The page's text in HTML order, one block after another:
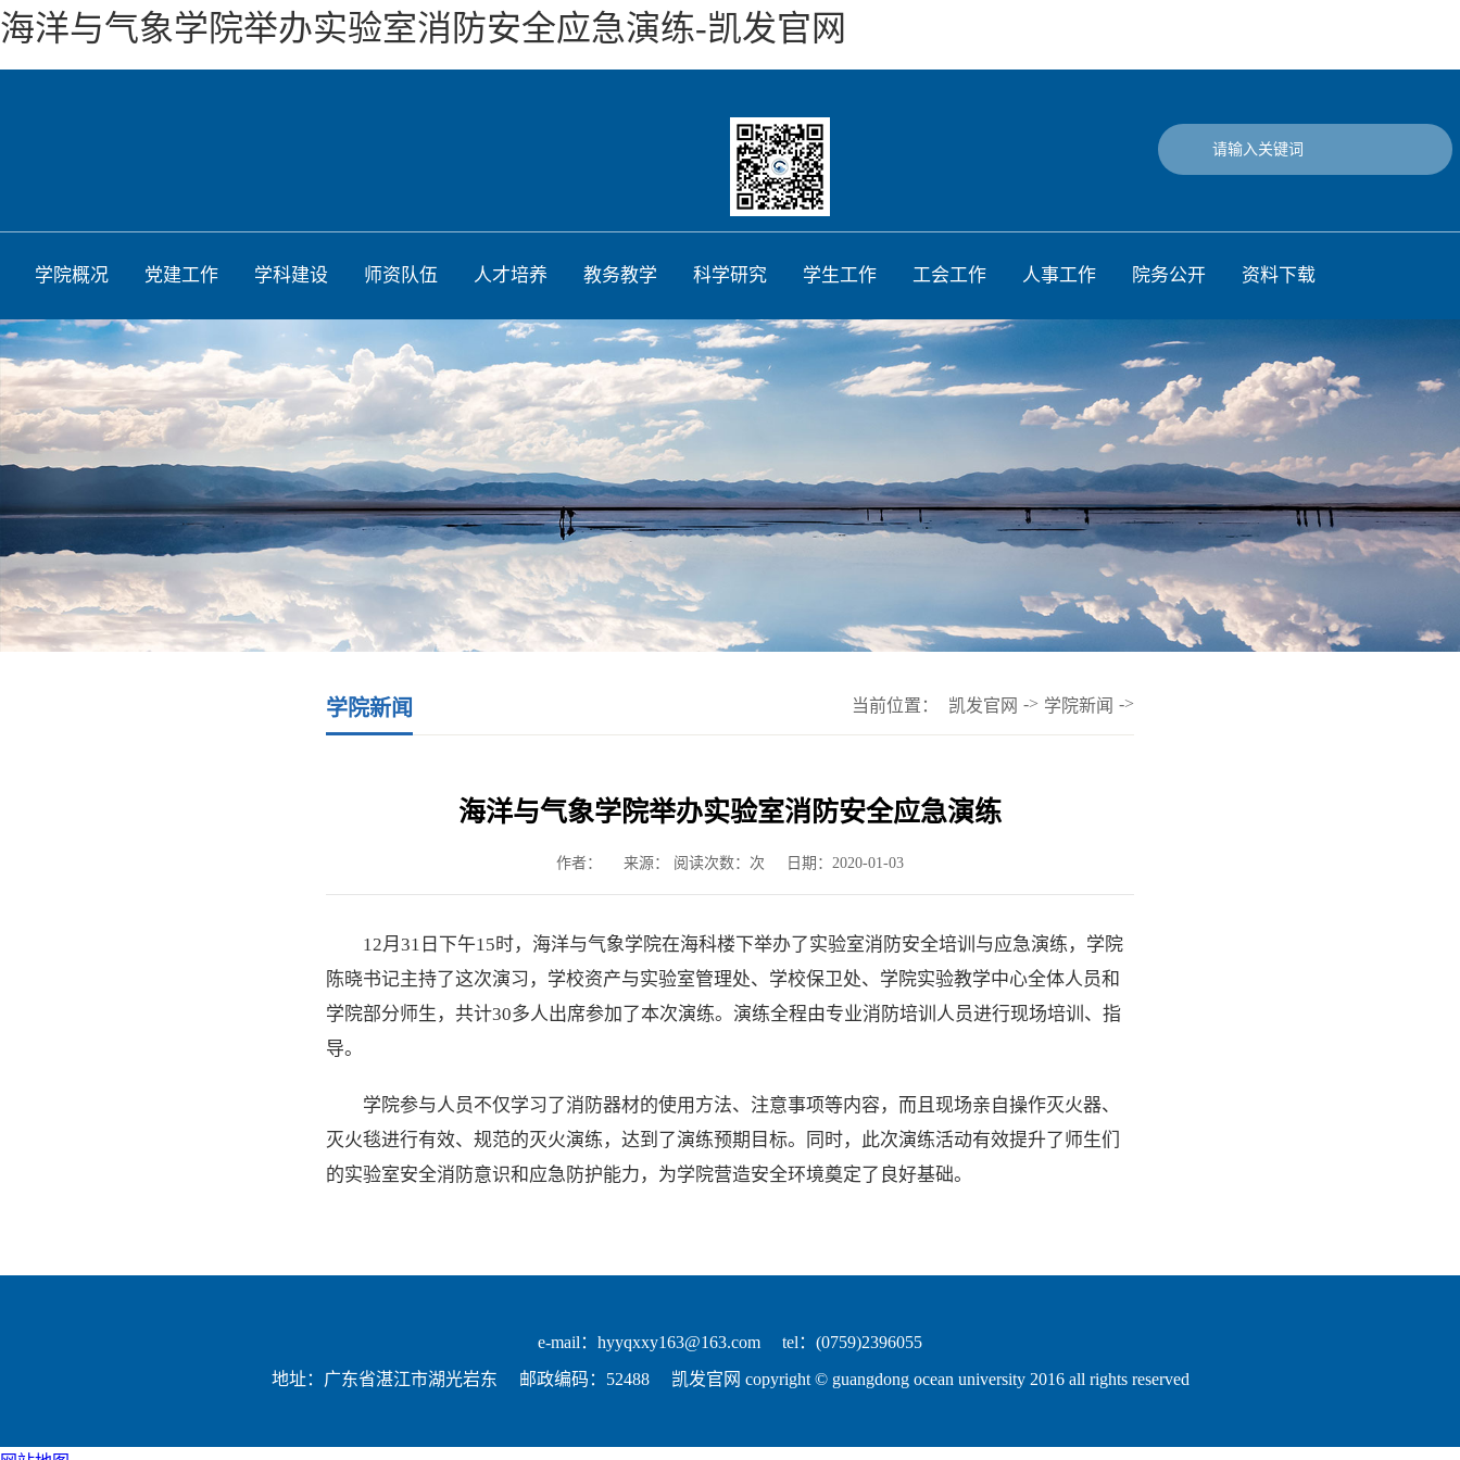
海洋与气象学院举办实验室消防安全应急演练-凯发官网
学院概况 党建工作 学科建设 师资队伍 人才培养 教务教学 科学研究 学生工作 工会工作 人事工作 院务公开 资料下载
学院新闻 当前位置： 凯发官网 -> 学院新闻 ->
海洋与气象学院举办实验室消防安全应急演练
作者： 来源： 阅读次数：次 日期：2020-01-03
12月31日下午15时，海洋与气象学院在海科楼下举办了实验室消防安全培训与应急演练，学院
陈晓书记主持了这次演习，学校资产与实验室管理处、学校保卫处、学院实验教学中心全体人员和
学院部分师生，共计30多人出席参加了本次演练。演练全程由专业消防培训人员进行现场培训、指
导。
学院参与人员不仅学习了消防器材的使用方法、注意事项等内容，而且现场亲自操作灭火器、
灭火毯进行有效、规范的灭火演练，达到了演练预期目标。同时，此次演练活动有效提升了师生们
的实验室安全消防意识和应急防护能力，为学院营造安全环境奠定了良好基础。
e-mail： hyyqxxy163@163.com
tel：(0759)2396055
地址：广东省湛江市湖光岩东
邮政编码：52488 凯发官网 copyright © guangdong ocean university 2016 all rights reserved